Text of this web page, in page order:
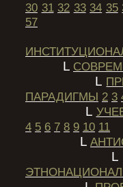
30 31 32 33 34 35
57
L
L
ПАРАДИГМЫ 2 3
L
4 5 6 7 8 9 10 11
L
L